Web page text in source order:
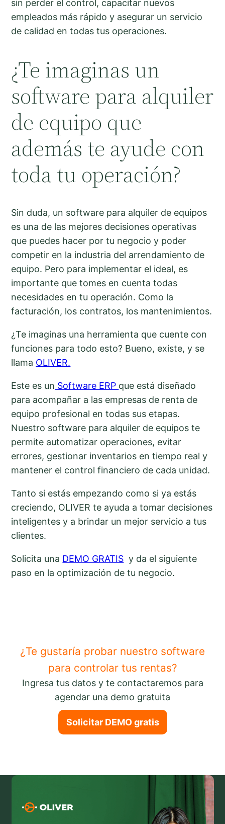
sin perder el control, capacitar nuevos
empleados más rápido y asegurar un servicio
de calidad en todas tus operaciones.
¿Te imaginas un
software para alquiler
de equipo que
además te ayude con
toda tu operación?
Sin duda, un software para alquiler de equipos
es una de las mejores decisiones operativas
que puedes hacer por tu negocio y poder
competir en la industria del arrendamiento de
equipo. Pero para implementar el ideal, es
importante que tomes en cuenta todas
necesidades en tu operación. Como la
facturación, los contratos, los mantenimientos.
¿Te imaginas una herramienta que cuente con
funciones para todo esto? Bueno, existe, y se
llama OLIVER.
Este es un Software ERP que está diseñado
para acompañar a las empresas de renta de
equipo profesional en todas sus etapas.
Nuestro software para alquiler de equipos te
permite automatizar operaciones, evitar
errores, gestionar inventarios en tiempo real y
mantener el control financiero de cada unidad.
Tanto si estás empezando como si ya estás
creciendo, OLIVER te ayuda a tomar decisiones
inteligentes y a brindar un mejor servicio a tus
clientes.
Solicita una DEMO GRATIS y da el siguiente
paso en la optimización de tu negocio.
¿Te gustaría probar nuestro software
para controlar tus rentas?
Ingresa tus datos y te contactaremos para
agendar una demo gratuita
Solicitar DEMO gratis